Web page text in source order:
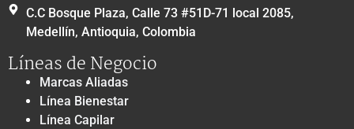
C.C Bosque Plaza, Calle 73 #51D-71 local 2085,
Medellín, Antioquia, Colombia
Líneas de Negocio
Marcas Aliadas
Línea Bienestar
Línea Capilar